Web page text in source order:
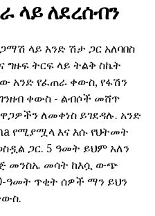
ላይ ለደረሰብን
ላይ አንድ ሽታ ጋር አለባበስ
ግዙፍ ትርፍ ላይ ትልቅ ስኬት
አንድ የፈጠራ ቀውስ, የፋሽን
ቀውስ - ልብሶች መሸጥ
ለመቀነስ ይገደዳሉ. አንድ
የሚያሟላ እና እሱ የህትመት
ጋር. 5 ዓመት ይህም አለን
መንስኤ መሳት ከእሷ ውጭ
ዓመት ጥቂት ሰዎች ማን ይህን